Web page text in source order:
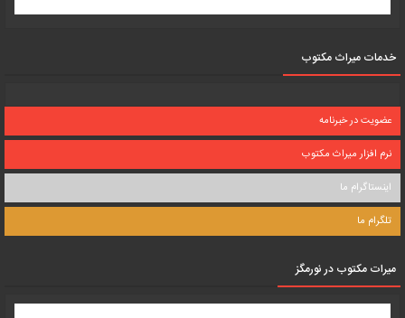
خدمات میراث مکتوب
عضویت در خبرنامه
نرم افزار میراث مکتوب
اینستاگرام ما
تلگرام ما
میرات مکتوب در نورمگز